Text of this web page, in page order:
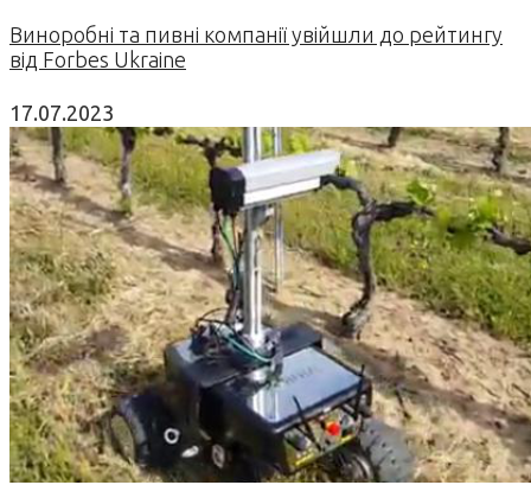
Виноробні та пивні компанії увійшли до рейтингу
від Forbes Ukraine
17.07.2023